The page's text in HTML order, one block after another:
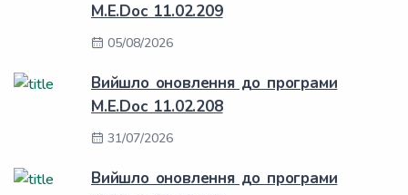
M.E.Doc 11.02.209
05/08/2026
Вийшло оновлення до програми
M.E.Doc 11.02.208
31/07/2026
Вийшло оновлення до програми